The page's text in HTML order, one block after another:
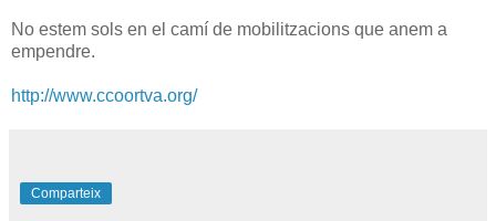
No estem sols en el camí de mobilitzacions que anem a
empendre.
http://www.ccoortva.org/
Comparteix